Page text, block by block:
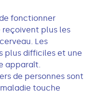
fonctionner
plus les
Les
plus difficiles et une
apparaît.
de personnes sont
touche